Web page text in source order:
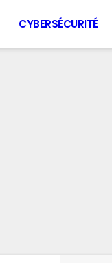
CYBERSÉCURITÉ